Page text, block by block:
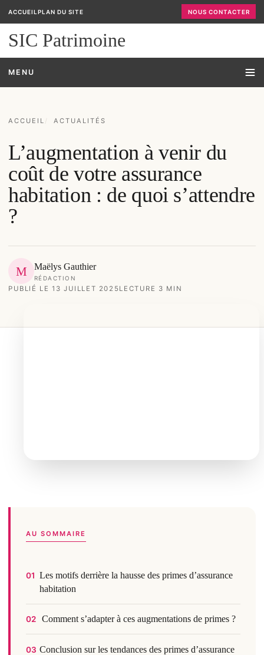
ACCUEIL PLAN DU SITE NOUS CONTACTER
SIC Patrimoine
MENU
ACCUEIL ACTUALITÉS
L’augmentation à venir du
coût de votre assurance
habitation : de quoi s’attendre
?
M Maëlys Gauthier
RÉDACTION
PUBLIÉ LE 13 JUILLET 2025LECTURE 3 MIN
AU SOMMAIRE
01 Les motifs derrière la hausse des primes d’assurance
habitation
02 Comment s’adapter à ces augmentations de primes ?
03 Conclusion sur les tendances des primes d’assurance